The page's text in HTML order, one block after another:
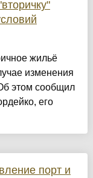
жильё
изменения
этом сообщил
его
порт и